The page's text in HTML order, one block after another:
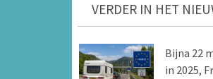
VERDER IN HET
Bijna 22
in 2025,